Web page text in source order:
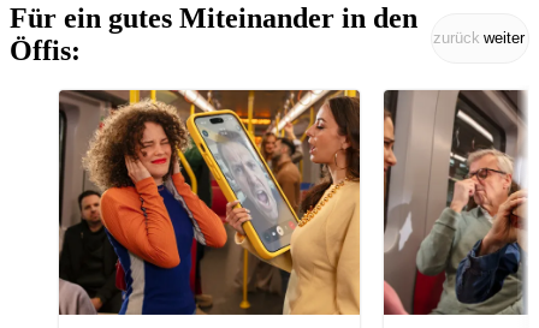
Für ein gutes Miteinander in den
Öffis:
zurück weiter